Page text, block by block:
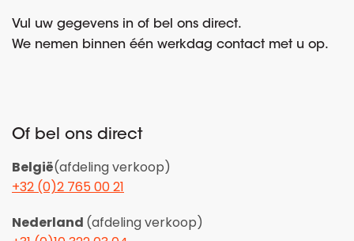
Vul uw gegevens in of bel ons direct.
We nemen binnen één werkdag contact met u op.
Of bel ons direct
België(afdeling verkoop)
+32 (0)2 765 00 21
Nederland (afdeling verkoop)